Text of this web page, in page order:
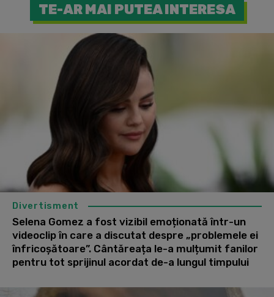
TE-AR MAI PUTEA INTERESA
Divertisment
Selena Gomez a fost vizibil emoționată într-un
videoclip în care a discutat despre „problemele ei
înfricoșătoare”. Cântăreața le-a mulțumit fanilor
pentru tot sprijinul acordat de-a lungul timpului